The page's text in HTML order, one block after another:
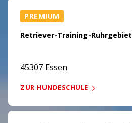
PREMIUM
Retriever-Training-Ruhrgebiet
45307 Essen
ZUR HUNDESCHULE